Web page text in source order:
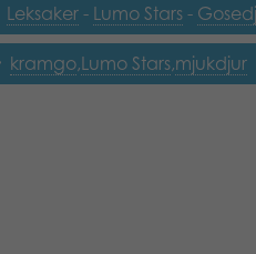
Leksaker - Lumo Stars -
kramgo,Lumo Stars,mjukdjur